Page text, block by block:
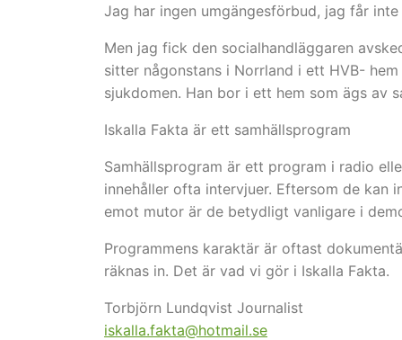
Jag har ingen umgängesförbud, jag får
Men jag fick den socialhandläggaren
sitter någonstans i Norrland i ett HVB-
sjukdomen. Han bor i ett hem som ägs av
Iskalla Fakta är ett samhällsprogram
Samhällsprogram är ett program i radio
innehåller ofta intervjuer. Eftersom de kan
emot mutor är de betydligt vanligare i
Programmens karaktär är oftast
räknas in. Det är vad vi gör i Iskalla Fakta.
Torbjörn Lundqvist Journalist
iskalla.fakta@hotmail.se